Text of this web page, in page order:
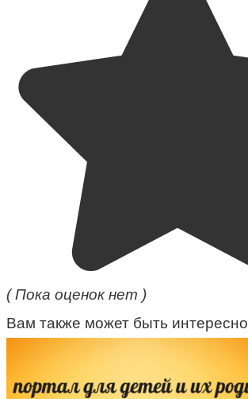
( Пока оценок нет )
Вам также может быть интересно